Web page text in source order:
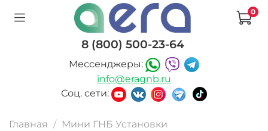
0
8 (800) 500-23-64
Мессенджеры:
info@eragnb.ru
Соц. сети:
Главная Мини ГНБ Установки